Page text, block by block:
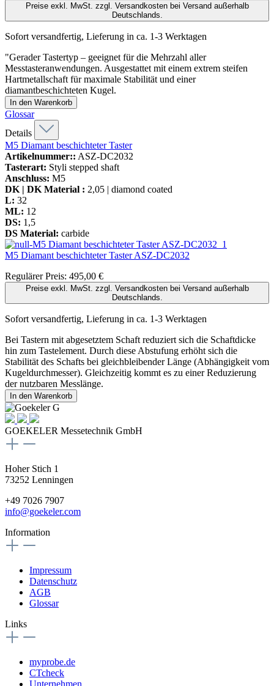
Preise exkl. MwSt. zzgl. Versandkosten bei Versand außerhalb
Deutschlands.
Sofort versandfertig, Lieferung in ca. 1-3 Werktagen
"Gerader Tastertyp – geeignet für die Mehrzahl aller
Messtasteranwendungen. Ausgestattet mit einem extrem steifen
Hartmetallschaft für maximale Stabilität und einer
diamantbeschichteten Kugel.
In den Warenkorb
Glossar
Details
M5 Diamant beschichteter Taster
Artikelnummer:: ASZ-DC2032
Tasterart: Styli stepped shaft
Anschluss: M5
DK | DK Material : 2,05 | diamond coated
L: 32
ML: 12
DS: 1,5
DS Material: carbide
M5 Diamant beschichteter TasterASZ-DC2032
Regulärer Preis: 495,00 €
Preise exkl. MwSt. zzgl. Versandkosten bei Versand außerhalb
Deutschlands.
Sofort versandfertig, Lieferung in ca. 1-3 Werktagen
Bei Tastern mit abgesetztem Schaft reduziert sich die Schaftdicke
hin zum Tastelement. Durch diese Abstufung erhöht sich die
Stabilität des Schafts bei gleichbleibender Länge (Abhängigkeit vom
Kugeldurchmesser). Gleichzeitig kommt es zu einer Reduzierung
der nutzbaren Messlänge.
In den Warenkorb
GOEKELER Messetechnik GmbH
Hoher Stich 1
73252 Lenningen
+49 7026 7907
info@goekeler.com
Information
Impressum
Datenschutz
AGB
Glossar
Links
myprobe.de
CTcheck
Unternehmen